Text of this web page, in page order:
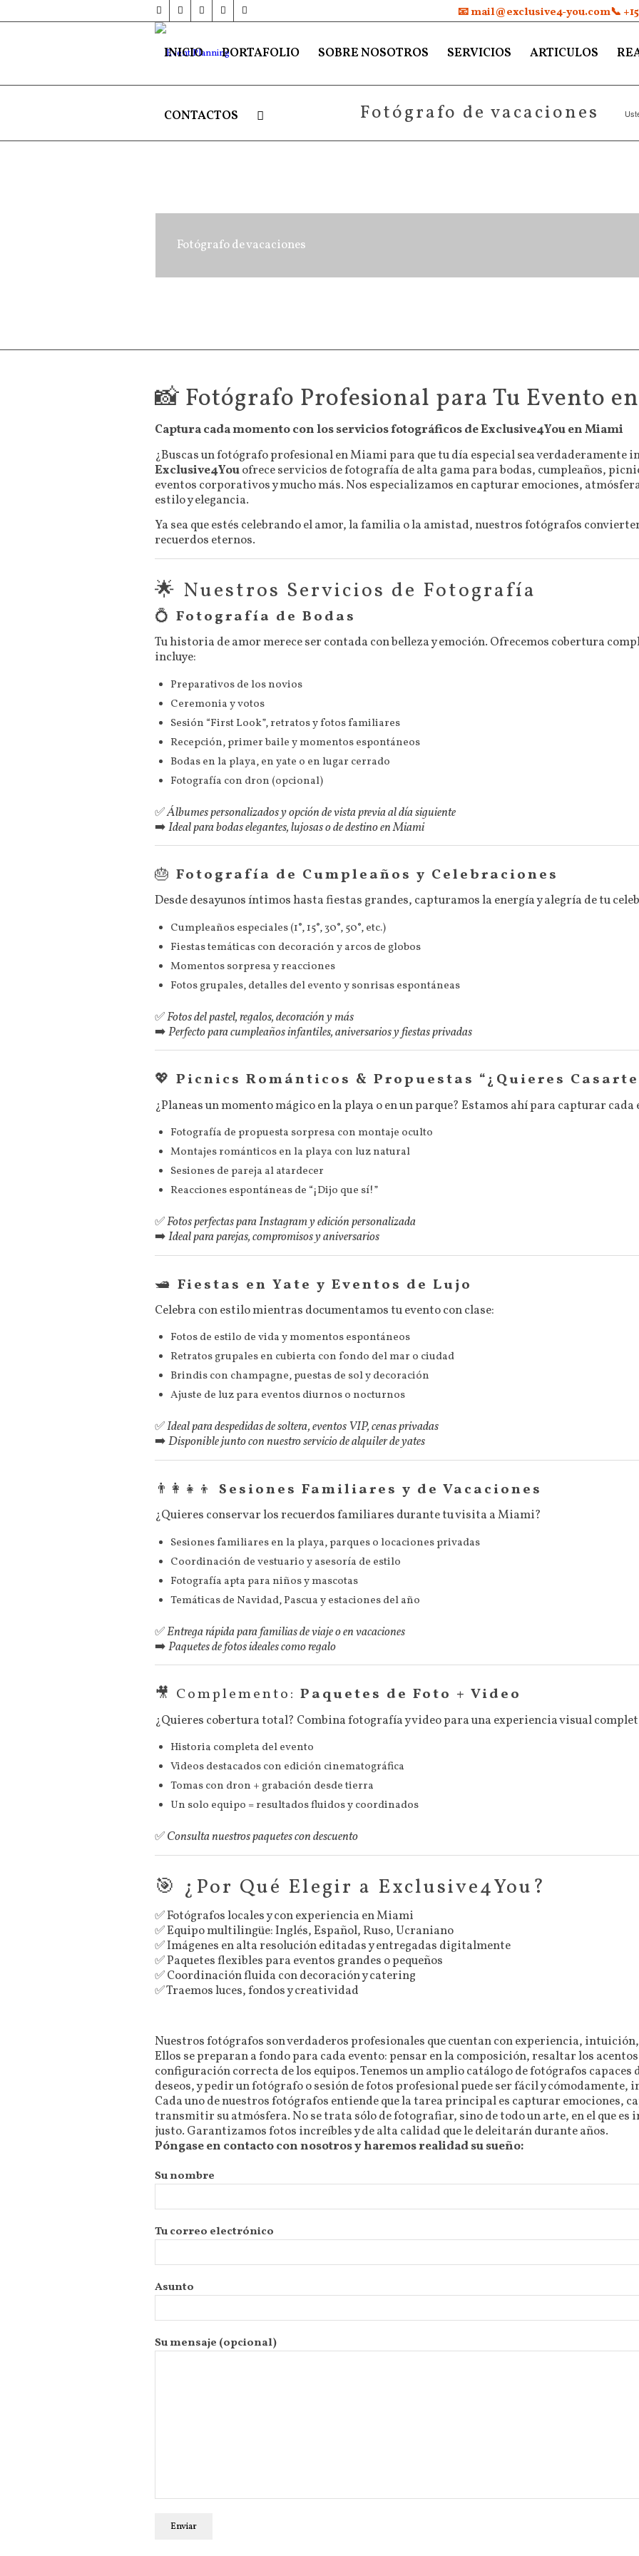
📧 mail@exclusive4-you.com📞
INICIO PORTAFOLIO SOBRE NOSOTROS SERVICIOS ARTICULOS
CONTACTOS Fotógrafo de vacaciones
Fotógrafo de vacaciones
📸 Fotógrafo Profesional para Tu Evento
Captura cada momento con los servicios fotográficos de Exclusive4You en Miami
¿Buscas un fotógrafo profesional en Miami para que tu día especial sea verdaderamente
Exclusive4Youofrece servicios de fotografía de alta gama para bodas, cumpleaños,
eventos corporativos y mucho más. Nos especializamos en capturar emociones,
estilo y elegancia.
Ya sea que estés celebrando el amor, la familia o la amistad, nuestros fotógrafos
recuerdos eternos.
🌟 Nuestros Servicios de Fotografía
💍 Fotografía de Bodas
Tu historia de amor merece ser contada con belleza y emoción. Ofrecemos cobertura
incluye:
Preparativos de los novios
Ceremonia y votos
Sesión “First Look”, retratos y fotos familiares
Recepción, primer baile y momentos espontáneos
Bodas en la playa, en yate o en lugar cerrado
Fotografía con dron (opcional)
✅Álbumes personalizados y opción de vista previa al día siguiente
➡️Ideal para bodas elegantes, lujosas o de destino en Miami
🎂 Fotografía de Cumpleaños y Celebraciones
Desde desayunos íntimos hasta fiestas grandes, capturamos la energía y alegría de tu
Cumpleaños especiales (1°, 15°, 30°, 50°, etc.)
Fiestas temáticas con decoración y arcos de globos
Momentos sorpresa y reacciones
Fotos grupales, detalles del evento y sonrisas espontáneas
✅Fotos del pastel, regalos, decoración y más
➡️Perfecto para cumpleaños infantiles, aniversarios y fiestas privadas
💖 Picnics Románticos & Propuestas “¿Quieres
¿Planeas un momento mágico en la playa o en un parque? Estamos ahí para capturar cada
Fotografía de propuesta sorpresa con montaje oculto
Montajes románticos en la playa con luz natural
Sesiones de pareja al atardecer
Reacciones espontáneas de “¡Dijo que sí!”
✅Fotos perfectas para Instagram y edición personalizada
➡️Ideal para parejas, compromisos y aniversarios
🛥️ Fiestas en Yate y Eventos de Lujo
Celebra con estilo mientras documentamos tu evento con clase:
Fotos de estilo de vida y momentos espontáneos
Retratos grupales en cubierta con fondo del mar o ciudad
Brindis con champagne, puestas de sol y decoración
Ajuste de luz para eventos diurnos o nocturnos
✅Ideal para despedidas de soltera, eventos VIP, cenas privadas
➡️Disponible junto con nuestro servicio de alquiler de yates
👨‍👩‍👧‍👦 Sesiones Familiares y de Vacaciones
¿Quieres conservar los recuerdos familiares durante tu visita a Miami?
Sesiones familiares en la playa, parques o locaciones privadas
Coordinación de vestuario y asesoría de estilo
Fotografía apta para niños y mascotas
Temáticas de Navidad, Pascua y estaciones del año
✅Entrega rápida para familias de viaje o en vacaciones
➡️Paquetes de fotos ideales como regalo
🎥 Complemento: Paquetes de Foto + Video
¿Quieres cobertura total? Combina fotografía y video para una experiencia visual
Historia completa del evento
Videos destacados con edición cinematográfica
Tomas con dron + grabación desde tierra
Un solo equipo = resultados fluidos y coordinados
✅Consulta nuestros paquetes con descuento
🎯 ¿Por Qué Elegir a Exclusive4You?
✅ Fotógrafos locales y con experiencia en Miami
✅ Equipo multilingüe: Inglés, Español, Ruso, Ucraniano
✅ Imágenes en alta resolución editadas y entregadas digitalmente
✅ Paquetes flexibles para eventos grandes o pequeños
✅ Coordinación fluida con decoración y catering
✅ Traemos luces, fondos y creatividad
Nuestros fotógrafos son verdaderos profesionales que cuentan con experiencia,
Ellos se preparan a fondo para cada evento: pensar en la composición, resaltar los
configuración correcta de los equipos. Tenemos un amplio catálogo de fotógrafos capaces
deseos, y pedir un fotógrafo o sesión de fotos profesional puede ser fácil y cómodamente,
Cada uno de nuestros fotógrafos entiende que la tarea principal es capturar emociones,
transmitir su atmósfera. No se trata sólo de fotografiar, sino de todo un arte, en el que
justo. Garantizamos fotos increíbles y de alta calidad que le deleitarán durante años.
Póngase en contacto con nosotros y haremos realidad su sueño:
Su nombre
Tu correo electrónico
Asunto
Su mensaje (opcional)